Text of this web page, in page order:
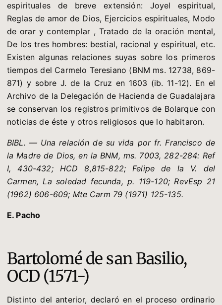
espirituales de breve extensión: Joyel espiritual,
Reglas de amor de Dios, Ejercicios espirituales, Modo
de orar y contemplar , Tratado de la oración mental,
De los tres hombres: bestial, racional y espiritual, etc.
Existen algunas relaciones suyas sobre los primeros
tiempos del Carmelo Teresiano (BNM ms. 12738, 869-
871) y sobre J. de la Cruz en 1603 (ib. 11-12). En el
Archivo de la Delegación de Hacienda de Guadalajara
se conservan los registros primitivos de Bolarque con
noticias de éste y otros religiosos que lo habitaron.
BIBL. — Una relación de su vida por fr. Francisco de
la Madre de Dios, en la BNM, ms. 7003, 282-284: Ref
I, 430-432; HCD 8,815-822; Felipe de la V. del
Carmen, La soledad fecunda, p. 119-120; RevEsp 21
(1962) 606-609; Mte Carm 79 (1971) 125-135.
E. Pacho
Bartolomé de san Basilio,
OCD (1571-)
Distinto del anterior, declaró en el proceso ordinario